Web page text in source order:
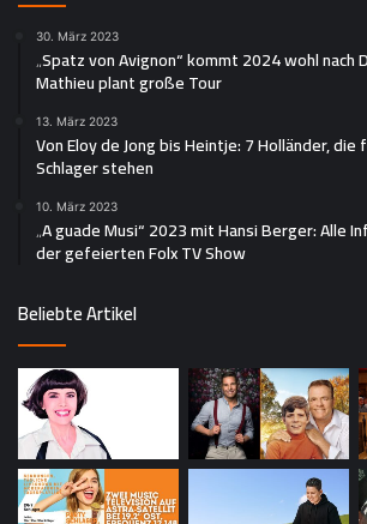
30. März 2023
„Spatz von Avignon“ kommt 2024 wohl nach
Mathieu plant große Tour
13. März 2023
Von Eloy de Jong bis Heintje: 7 Holländer,
Schlager stehen
10. März 2023
„A guade Musi“ 2023 mit Hansi Berger: Alle
der gefeierten Folx TV Show
Beliebte Artikel